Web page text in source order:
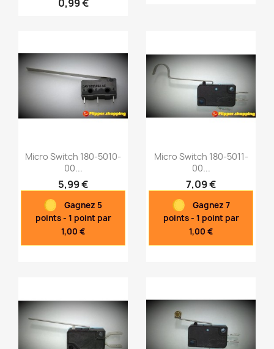
0,99 €
Aperçu rapide
Micro Switch 180-5010-
00...
5,99 €
Gagnez 5
points - 1 point par
1,00 €
Aperçu rapide
Micro Switch 180-5011-
00...
7,09 €
Gagnez 7
points - 1 point par
1,00 €